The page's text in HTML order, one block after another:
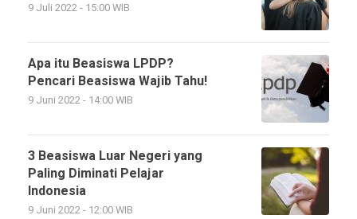
9 Juli 2022 - 15:00 WIB
Apa itu Beasiswa LPDP?
Pencari Beasiswa Wajib Tahu!
9 Juni 2022 - 14:00 WIB
3 Beasiswa Luar Negeri yang
Paling Diminati Pelajar
Indonesia
9 Juni 2022 - 12:00 WIB